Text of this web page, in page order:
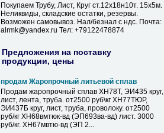
Покупаем Трубу, Лист, Круг ст.12х18н10т. 15х5м.
Неликвиды, складские остатки, резервы.
Возможен самовывоз. Нал/безнал с ндс. Почта:
alrmk@yandex.ru Тел: +79122478874
Предложения на поставку
продукции, цены
продам Жаропрочный литьевой сплав
Продам жаропрочный сплав ХН78Т, ЭИ435 круг,
лист, лента, труба. от2500 руб\кг ХН77ТЮР,
ЭИ437Б круг, лист, труба, проволоку. от2500
руб/кг ХН68вмтюк-вд (ЭП693ва-вд) лист. 3000
руб/кг. ХН67мвтю-вд (ЭП 2...